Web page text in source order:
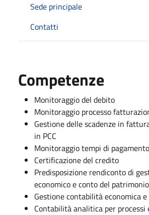
Sede principale
Contatti
Competenze
Monitoraggio del debito
Monitoraggio processo
Gestione delle scadenze in
in PCC
Monitoraggio tempi di
Certificazione del credito
Predisposizione rendiconto di
economico e conto del patrimonio
Gestione contabilità economica
Contabilità analitica per processi